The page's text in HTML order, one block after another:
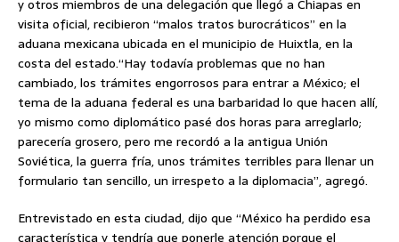
y otros miembros de una delegación que llegó a Chiapas en
visita oficial, recibieron “malos tratos burocráticos” en la
aduana mexicana ubicada en el municipio de Huixtla, en la
costa del estado.“Hay todavía problemas que no han
cambiado, los trámites engorrosos para entrar a México; el
tema de la aduana federal es una barbaridad lo que hacen allí,
yo mismo como diplomático pasé dos horas para arreglarlo;
parecería grosero, pero me recordó a la antigua Unión
Soviética, la guerra fría, unos trámites terribles para llenar un
formulario tan sencillo, un irrespeto a la diplomacia”, agregó.
Entrevistado en esta ciudad, dijo que “México ha perdido esa
característica y tendría que ponerle atención porque el